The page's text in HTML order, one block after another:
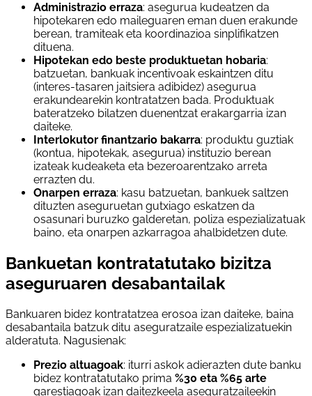
Administrazio erraza: asegurua kudeatzen da
hipotekaren edo maileguaren eman duen erakunde
berean, tramiteak eta koordinazioa sinplifikatzen
dituena.
Hipotekan edo beste produktuetan hobaria:
batzuetan, bankuak incentivoak eskaintzen ditu
(interes-tasaren jaitsiera adibidez) asegurua
erakundearekin kontratatzen bada. Produktuak
bateratzeko bilatzen duenentzat erakargarria izan
daiteke.
Interlokutor finantzario bakarra: produktu guztiak
(kontua, hipotekak, asegurua) instituzio berean
izateak kudeaketa eta bezeroarentzako arreta
errazten du.
Onarpen erraza: kasu batzuetan, bankuek saltzen
dituzten aseguruetan gutxiago eskatzen da
osasunari buruzko galderetan, poliza espezializatuak
baino, eta onarpen azkarragoa ahalbidetzen dute.
Bankuetan kontratatutako bizitza
aseguruaren desabantailak
Bankuaren bidez kontratatzea erosoa izan daiteke, baina
desabantaila batzuk ditu aseguratzaile espezializatuekin
alderatuta. Nagusienak:
Prezio altuagoak: iturri askok adierazten dute banku
bidez kontratatutako prima %30 eta %65 arte
garestiagoak izan daitezkeela aseguratzaileekin